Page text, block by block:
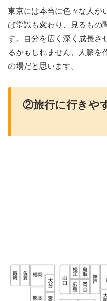
東京には本当に色々な人が
ば常識も変わり、見るもの
す。自分を広く深く成長さ
るかもしれません。人脈を
の場だと思います。
②旅行に行きや